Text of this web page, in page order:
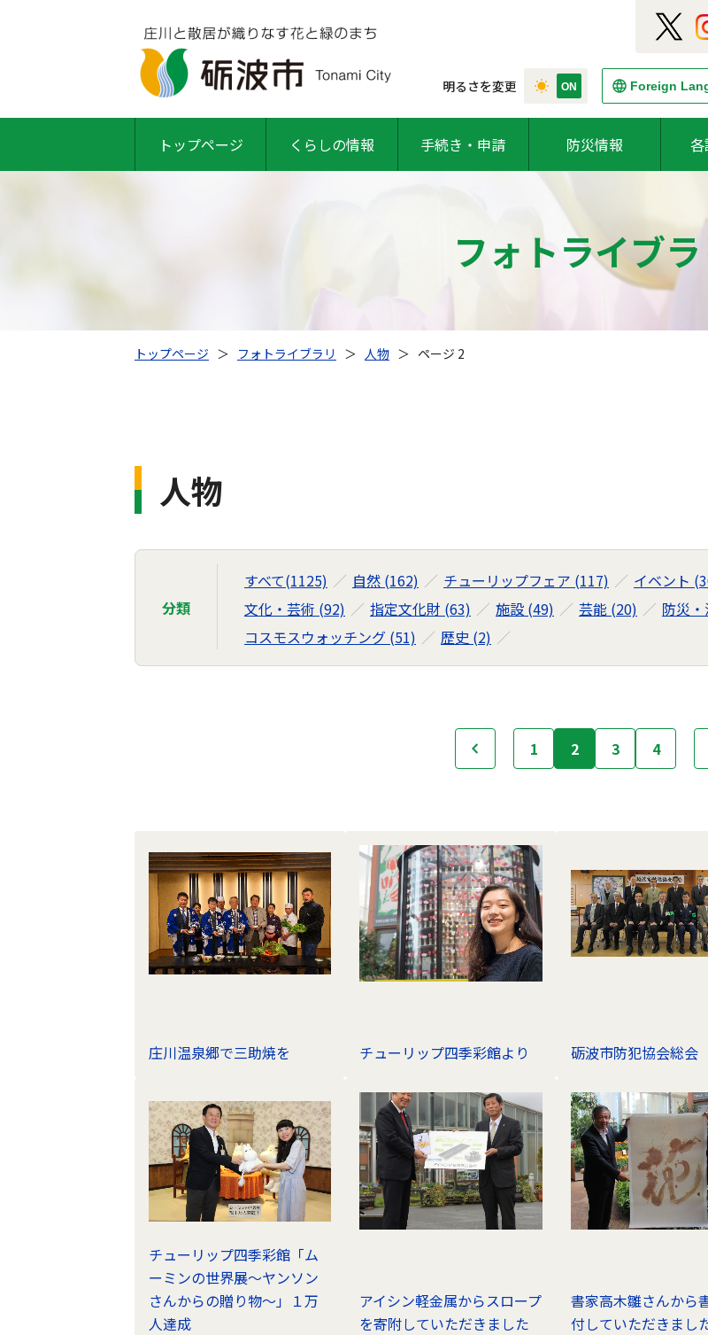
明るさを変更 Foreign
トップページ くらしの情報 手続き・申請 防災情報
フォトライブラ
トップページ ＞ フォトライブラリ ＞ 人物 ＞ ページ 2
人物
分類
すべて(1125) 自然 (162) チューリップフェア (117) イベント
文化・芸術 (92)
指定文化財 (63) 施設 (49) 芸能 (20) 防災
コスモスウォッチング (51)
歴史 (2)
1 2 3 4
庄川温泉郷で三助焼を チューリップ四季彩館より 砺波市防犯協会総会
チューリップ四季彩館「ム
ーミンの世界展～ヤンソン
さんからの贈り物～」１万
人達成
アイシン軽金属からスロープ
を寄附していただきました
書家高木雛さんから
付していただきまし